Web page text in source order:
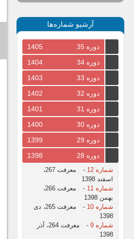
آرشیو شماره‌ها
دوره 35
1405
دوره 34
1404
دوره 33
1403
دوره 32
1402
دوره 31
1401
دوره 30
1400
دوره 29
1399
دوره 28
1398
شماره 12 -
معرفت 267،
اسفند 1398
شماره 11
-
معرفت 266،
بهمن 1398
شماره 10
-
معرفت 265، دی
1398
شماره 9
-
معرفت 264، آذر
1398